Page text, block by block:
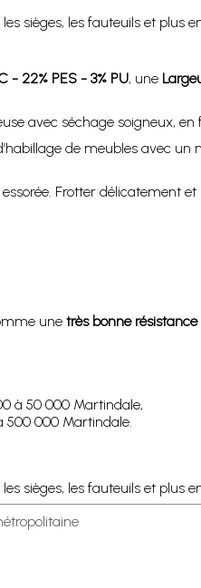
sièges, les fauteuils et plus
- 22% PES - 3% PU, une
avec séchage soigneux,
de meubles avec
Frotter délicatement
une très bonne
à 50 000 Martindale,
500 000 Martindale.
sièges, les fauteuils et plus